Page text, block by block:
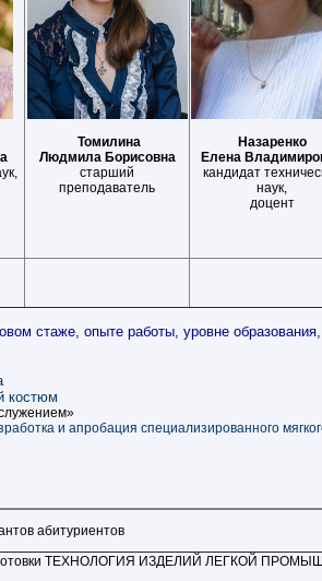
к,
Томилина
Людмила Борисовна
старший
преподаватель
Назаренко
Елена
кандидат
наук,
доцент
стаже, опыте работы, уровне
костюм
и апробация специализированного
абитуриентов
ТЕХНОЛОГИЯ ИЗДЕЛИЙ ЛЕГКОЙ